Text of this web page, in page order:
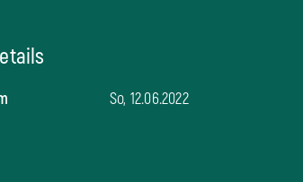
So, 12.06.2022